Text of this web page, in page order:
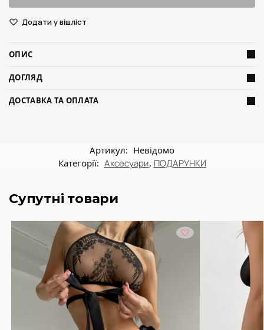
Додати у вішліст
ОПИС
ДОГЛЯД
ДОСТАВКА ТА ОПЛАТА
Артикул: Невідомо
Категорії: Аксесуари, ПОДАРУНКИ
Супутні товари